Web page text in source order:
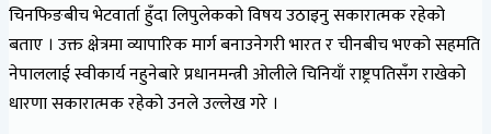
चिनफिङबीच भेटवार्ता हुँदा लिपुलेकको विषय उठाइनु सकारात्मक रहेको
बताए । उक्त क्षेत्रमा व्यापारिक मार्ग बनाउनेगरी भारत र चीनबीच भएको सहमति
नेपाललाई स्वीकार्य नहुनेबारे प्रधानमन्त्री ओलीले चिनियाँ राष्ट्रपतिसँग राखेको
धारणा सकारात्मक रहेको उनले उल्लेख गरे ।